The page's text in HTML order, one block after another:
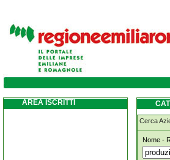
produzione-di-calce
AREA ISCRITTI
Cerca
Nome -